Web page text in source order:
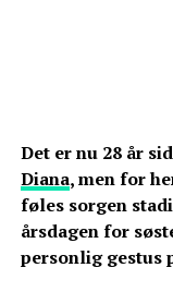
Det er nu 28 år
Diana, men for
føles sorgen
årsdagen for
personlig gestus